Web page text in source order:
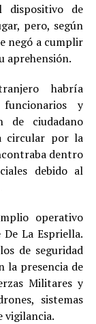
dispositivo de
pero, según
negó a cumplir
aprehensión.
habría
y
de ciudadano
circular por la
dentro
debido al
operativo
La Espriella.
de seguridad
la presencia de
Militares y
sistemas
vigilancia.